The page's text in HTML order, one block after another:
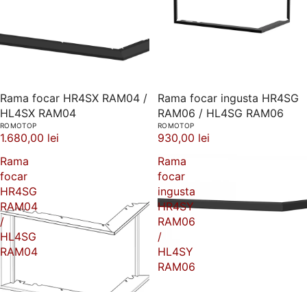
Rama focar HR4SX RAM04 /
HL4SX RAM04
ROMOTOP
1.680,00 lei
Rama focar ingusta HR4SG
RAM06 / HL4SG RAM06
ROMOTOP
930,00 lei
Rama
focar
HR4SG
RAM04
/
HL4SG
RAM04
Rama
focar
ingusta
HR4SY
RAM06
/
HL4SY
RAM06